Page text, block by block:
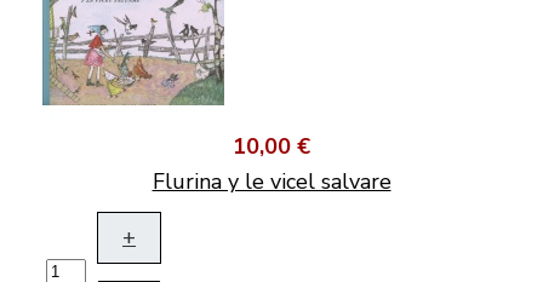
10,00 €
Flurina y le vicel salvare
+